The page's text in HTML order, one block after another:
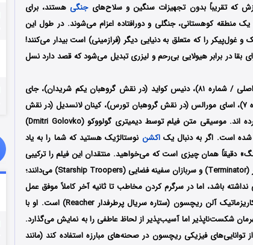
که تقریباً بدون تجهیزات سنگین و سلاح‌هایجنگیهستند، برای
منطقه کوهستانی، جنگلی و دورافتاده اعزام می‌شوند. در طول این
غول‌پیکر را که متعلق به دنیایی دیگر (فرازمینی) است بیدار می‌کنند!
بقا در برابر هیولایی بی‌رحم و لیزری تبدیل می‌شود که قصد دارد نسل
در این فیلم ستارگانی چون آلن ریچسون (در نقش اصلی / شماره ۸۱)، دنیس کواید (در نقش گروهبان یکم شریدان)، جای
کورتنی (در نقش برادر)، استفان جیمز (در نقش شماره ۷)، اسای مورالس (در نقش گروهبان تورس)، کینان لانسدیل (در نقش
شماره ۶۰) و دانیل وبر (در نقش شماره ۵۷) بازی کرده اند. موسیقی متن فیلم توسط دیمیتری گولووکو (Dmitri Golovko)
اکشن نوستالژیک هستید که شما را به یاد
«ماشین جنگ» دقیقاً همان چیزی است که می‌خواهید. منتقدان این فیلم را ترکیبی
جذاب از شاهکارهایی چون غارتگر (Predator)، نابودگر (Terminator) و سربازان سفینه فضایی (Starship Troopers) می‌دانند؛
باشد، اما در سرگرم کردن مخاطب تا ثانیه آخر کاملاً موفق عمل
می‌کند. بزرگ‌ترین نقطه قوت فیلم، حضور پررنگ و کاریزماتیک آلن ریچسون (ستاره سریال پرطرفدار Reacher) است. او با
شکست‌ناپذیر اما آسیب‌پذیر از لحاظ عاطفی را به نمایش می‌گذارد.
توانایی‌های فیزیکی ریچسون در صحنه‌های مبارزه استفاده کند (مانند